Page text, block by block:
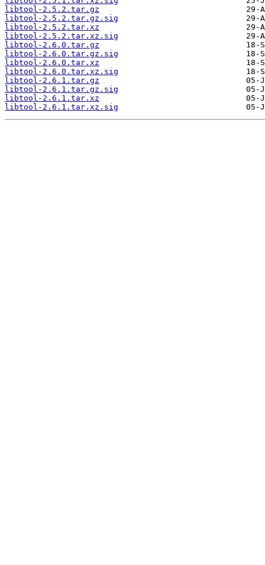
libtool-2.5.2.tar.gz
libtool-2.5.2.tar.gz.sig
libtool-2.5.2.tar.xz
libtool-2.5.2.tar.xz.sig
libtool-2.6.0.tar.gz
libtool-2.6.0.tar.gz.sig
libtool-2.6.0.tar.xz
libtool-2.6.0.tar.xz.sig
libtool-2.6.1.tar.gz
libtool-2.6.1.tar.gz.sig
libtool-2.6.1.tar.xz
libtool-2.6.1.tar.xz.sig